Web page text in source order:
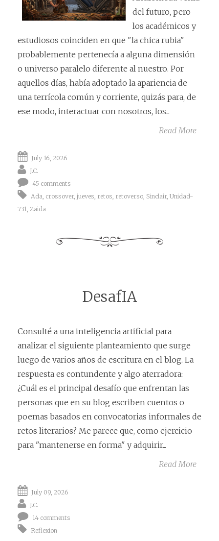
del futuro, pero
los académicos y
estudiosos coinciden en que "la chica rubia"
probablemente pertenecía a alguna dimensión
o universo paralelo diferente al nuestro. Por
aquellos días, había adoptado la apariencia de
una terrícola común y corriente, quizás para, de
ese modo, interactuar con nosotros, los...
Read More
July 16, 2026
J.C.
45 comments
Ada, crossover, jueves, retos, retoverso, Sinclair, Unidad-
731, Zaida
DesafIA
Consulté a una inteligencia artificial para
analizar el siguiente planteamiento que surge
luego de varios años de escritura en el blog. La
respuesta es contundente y algo aterradora:
¿Cuál es el principal desafío que enfrentan las
personas que en su blog escriben cuentos o
poemas basados en convocatorias informales de
retos literarios? Me parece que, como ejercicio
para "mantenerse en forma" y adquirir...
Read More
July 09, 2026
J.C.
14 comments
Reflexion